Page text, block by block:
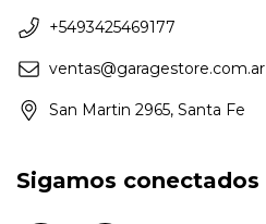
+5493425469177
ventas@garagestore.com.ar
San Martin 2965, Santa Fe
Sigamos conectados